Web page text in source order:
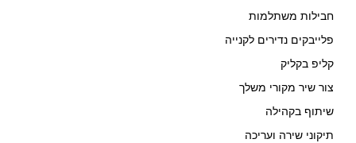
חבילות משתלמות
פלייבקים נדירים לקנייה
קליפ בקליק
צור שיר מקורי משלך
שיתוף בקהילה
תיקוני שירה ועריכה